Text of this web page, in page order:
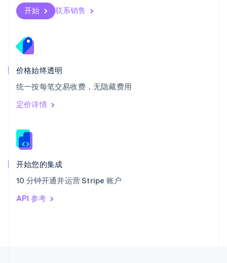
开始 联系销售
价格始终透明
统一按每笔交易收费，无隐藏费用
定价详情
开始您的集成
10 分钟开通并运营 Stripe 账户
API 参考
斯洛伐克
English
English
泰国
ไทย
希腊
English
西班牙
Español
新加坡
新西兰
匈牙利
English
ItalianoEnglish
印度
English